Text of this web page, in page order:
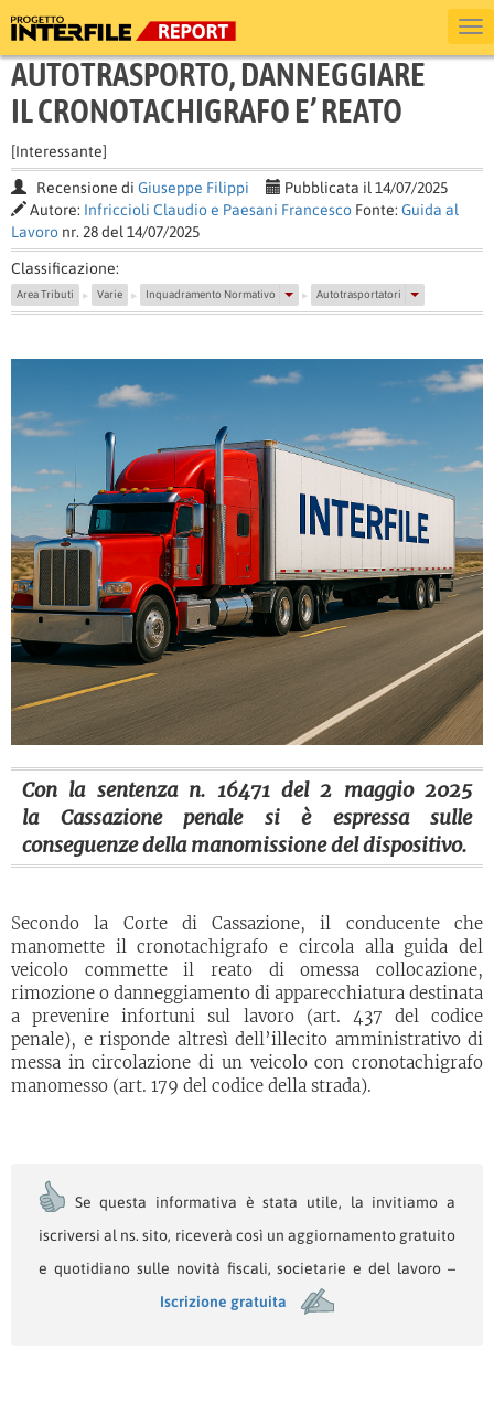
AUTOTRASPORTO, DANNEGGIARE
IL CRONOTACHIGRAFO E’ REATO
[Interessante]
Recensione di Giuseppe Filippi
Pubblicata il 14/07/2025
Autore: Infriccioli Claudio e Paesani Francesco Fonte: Guida al
Lavoro nr. 28 del 14/07/2025
Classificazione:
Area Tributi ▶ Varie ▶ Inquadramento Normativo ▶ Autotrasportatori
Con la sentenza n. 16471 del 2 maggio 2025
la Cassazione penale si è espressa sulle
conseguenze della manomissione del dispositivo.
Secondo la Corte di Cassazione, il conducente che
manomette il cronotachigrafo e circola alla guida del
veicolo commette il reato di omessa collocazione,
rimozione o danneggiamento di apparecchiatura destinata
a prevenire infortuni sul lavoro (art. 437 del codice
penale), e risponde altresì dell’illecito amministrativo di
messa in circolazione di un veicolo con cronotachigrafo
manomesso (art. 179 del codice della strada).
Se questa informativa è stata utile, la invitiamo a
iscriversi al ns. sito, riceverà così un aggiornamento gratuito
e quotidiano sulle novità fiscali, societarie e del lavoro –
Iscrizione gratuita